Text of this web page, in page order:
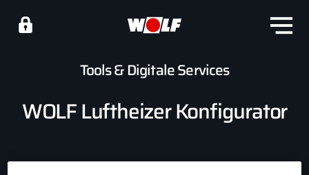
Tools & Digitale Services
WOLF Luftheizer Konfigurator